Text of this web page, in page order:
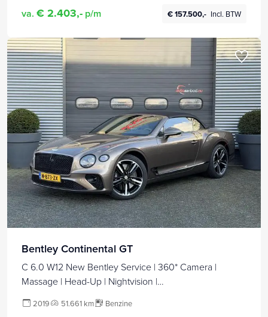
va. € 2.403,- p/m € 157.500,- Incl. BTW
Bentley Continental GT
C 6.0 W12 New Bentley Service | 360* Camera |
Massage | Head-Up | Nightvision |
DAB |2019 51.661 km Benzine